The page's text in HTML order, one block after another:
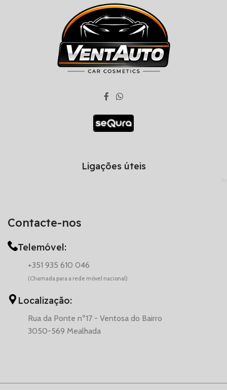
Contacte-nos
Telemóvel:
+351 935 610 046
(Chamada para a rede móvel nacional)
Localização:
Rua da Ponte nº17 - Ventosa do Bairro
3050-569 Mealhada
Ligações úteis